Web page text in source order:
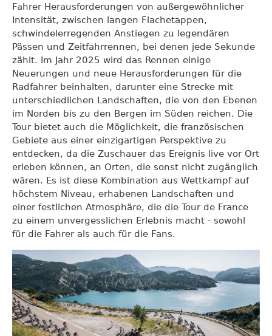
Fahrer Herausforderungen von außergewöhnlicher
Intensität, zwischen langen Flachetappen,
schwindelerregenden Anstiegen zu legendären
Pässen und Zeitfahrrennen, bei denen jede Sekunde
zählt. Im Jahr 2025 wird das Rennen einige
Neuerungen und neue Herausforderungen für die
Radfahrer beinhalten, darunter eine Strecke mit
unterschiedlichen Landschaften, die von den Ebenen
im Norden bis zu den Bergen im Süden reichen. Die
Tour bietet auch die Möglichkeit, die französischen
Gebiete aus einer einzigartigen Perspektive zu
entdecken, da die Zuschauer das Ereignis live vor Ort
erleben können, an Orten, die sonst nicht zugänglich
wären. Es ist diese Kombination aus Wettkampf auf
höchstem Niveau, erhabenen Landschaften und
einer festlichen Atmosphäre, die die Tour de France
zu einem unvergesslichen Erlebnis macht - sowohl
für die Fahrer als auch für die Fans.